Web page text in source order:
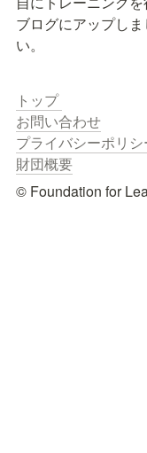
ブログにアップしま
い。
財団概要
© Foundation for